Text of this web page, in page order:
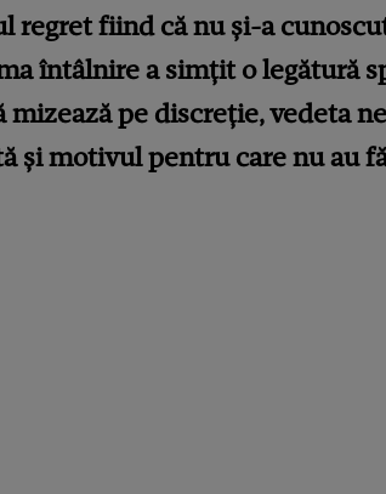
regret fiind că nu și-a
întâlnire a simțit o legătură
pe discreție, vedeta
și motivul pentru care nu au